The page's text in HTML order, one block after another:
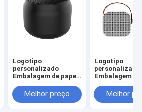
Logotipo
personalizado
Embalagem de papel
Branco / Preto / Ouro
Rosa Caixa de
Melhor preço
Logotipo
personalizado
Embalagem
Branco /
Rosa Caixa de
Melhor